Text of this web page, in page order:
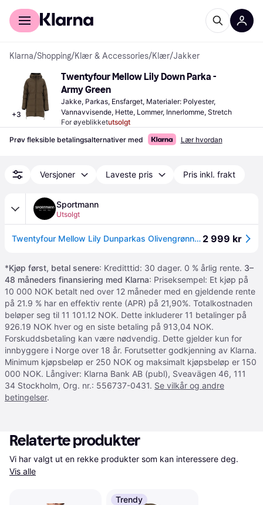
For kunder
Klarna/Shopping/Klær & Accessories/Klær/Jakker
+3
Twentyfour Mellow Lily Down Parka -
Army Green
Jakke, Parkas, Ensfarget, Materialer: Polyester,
Vannavvisende, Hette, Lommer, Innerlomme, Stretch
For øyeblikketutsolgt
Prøv fleksible betalingsalternativer med
Lær hvordan
Versjoner Laveste pris Pris inkl. frakt
Sportmann
Utsolgt
Twentyfour Mellow Lily Dunparkas Olivengrønn 38 2 999 kr
*Kjøp først, betal senere: Kreditttid: 30 dager. 0 % årlig rente. 3–
48 måneders finansiering med Klarna: Priseksempel: Et kjøp på
10 000 NOK betalt ned over 12 måneder med en gjeldende rente
på 21.9 % har en effektiv rente (APR) på 21,90%. Totalkostnaden
beløper seg til 11 101.12 NOK. Dette inkluderer 11 betalinger på
926.19 NOK hver og en siste betaling på 913,04 NOK.
Forskuddsbetaling kan være nødvendig. Dette gjelder kun for
innbyggere i Norge over 18 år. Forutsetter godkjenning av Klarna.
Minimum kjøpsbeløp er 250 NOK og maksimalt kjøpsbeløp er 150
000 NOK. Långiver: Klarna Bank AB (publ), Sveavägen 46, 111
34 Stockholm, Org. nr.: 556737-0431. Se vilkår og andre
betingelser.
Relaterte produkter
Vis alle
Trendy